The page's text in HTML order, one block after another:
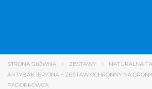
STRONA GŁÓWNA ZESTAWY
NATURALNA
ANTYBAKTERYJNA – ZESTAW OCHRONNY NA
PACIORKOWCA